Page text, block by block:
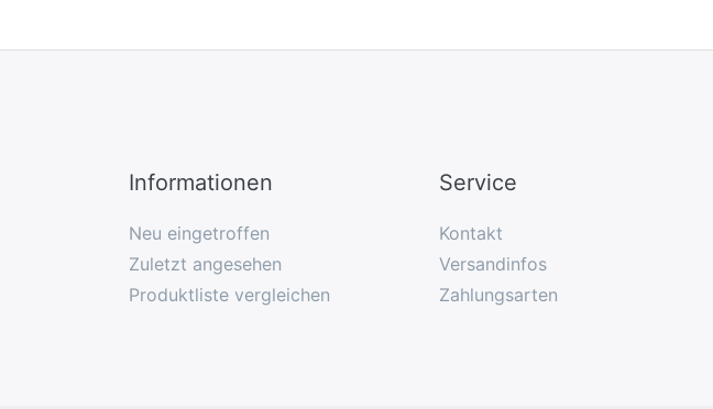
Informationen
Neu eingetroffen
Zuletzt angesehen
Produktliste vergleichen
Service
Kontakt
Versandinfos
Zahlungsarten